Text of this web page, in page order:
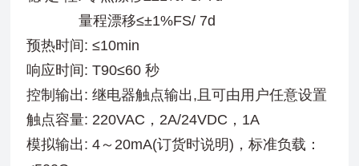
量程漂移≤±1%FS/ 7d
预热时间: ≤10min
响应时间: T90≤60 秒
控制输出: 继电器触点输出,且可由用户任意设置
触点容量: 220VAC，2A/24VDC，1A
模拟输出: 4～20mA(订货时说明)，标准负载：